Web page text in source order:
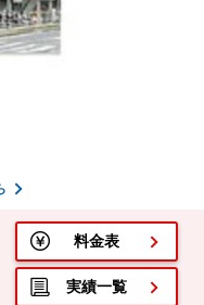
料金表
実績一覧